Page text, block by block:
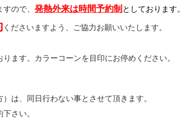
ので、 発熱外来は時間予約制 としております。
くださいますよう、ご協力お願いいたします。
ます。
カラーコーンを目印にお停めください。
は、同日行わない事とさせて頂きます。
さい。